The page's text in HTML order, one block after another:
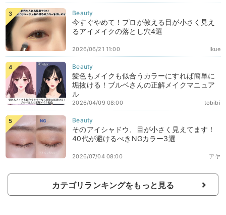
今すぐやめて！プロが教える目が小さく見え
るアイメイクの落とし穴4選
Ikue
2026/06/21 11:00
髪色もメイクも似合うカラーにすれば簡単に
垢抜ける！ブルベさんの正解メイクマニュア
ル
tobibi
2026/04/09 08:00
そのアイシャドウ、目が小さく見えてます！
40代が避けるべきNGカラー3選
アヤ
2026/07/04 08:00
カテゴリランキングをもっと見る